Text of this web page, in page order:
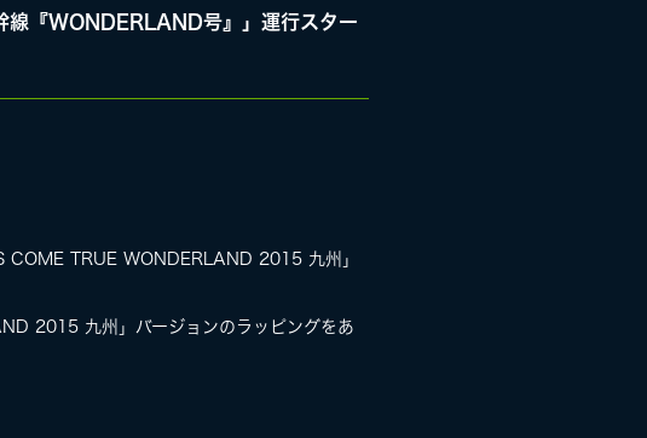
『WONDERLAND号』」運行スター
COME TRUE WONDERLAND 2015 九州」
2015 九州」バージョンのラッピングをあ